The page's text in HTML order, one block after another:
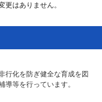
更はありません。
行化を防ぎ健全な育成を図
導等を行っています。